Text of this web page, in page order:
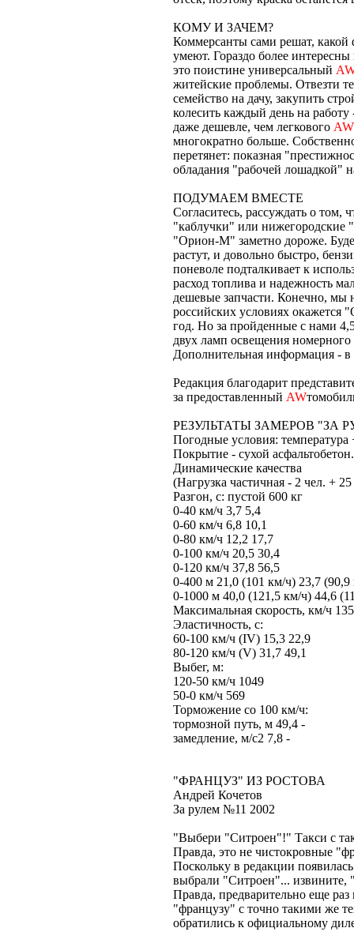
КОМУ И ЗАЧЕМ?
Коммерсанты сами решат,
умеют. Гораздо более
это поистине универсальный
житейские проблемы. Отвезти
семейство на дачу, закупить
колесить каждый день на
даже дешевле, чем легкового AW
многократно больше.
перетянет: показная
обладания "рабочей лошадкой"
ПОДУМАЕМ ВМЕСТЕ
Согласитесь, рассуждать о
"каблучки" или нижегородские
"Орион-М" заметно дороже.
растут, и довольно быстро,
поневоле подталкивает к
расход топлива и надежность
дешевые запчасти. Конечно, мы
российских условиях
год. Но за пройденные с нами
двух ламп освещения номерного
Дополнительная информация -
Редакция благодарит
за предоставленный AW
РЕЗУЛЬТАТЫ ЗАМЕРОВ "ЗА
Погодные условия: температура
Покрытие - сухой асфальтобетон.
Динамические качества
(Нагрузка частичная - 2 чел. + 25
Разгон, с: пустой 600 кг
0-40 км/ч 3,7 5,4
0-60 км/ч 6,8 10,1
0-80 км/ч 12,2 17,7
0-100 км/ч 20,5 30,4
0-120 км/ч 37,8 56,5
0-400 м 21,0 (101 км/ч) 23,7 (90,9
0-1000 м 40,0 (121,5 км/ч) 44,6
Максимальная скорость, км/ч
Эластичность, с:
60-100 км/ч (IV) 15,3 22,9
80-120 км/ч (V) 31,7 49,1
Выбег, м:
120-50 км/ч 1049
50-0 км/ч 569
Торможение со 100 км/ч:
тормозной путь, м 49,4 -
замедление, м/с2 7,8 -
"ФРАНЦУЗ" ИЗ РОСТОВА
Андрей Кочетов
За рулем №11 2002
"Выбери "Ситроен"!" Такси с
Правда, это не чистокровные
Поскольку в редакции
выбрали "Ситроен"...
Правда, предварительно еще
"французу" с точно такими же
обратились к официальному